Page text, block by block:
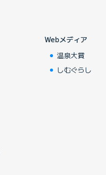
Webメディア
温泉大賞
しむぐらし